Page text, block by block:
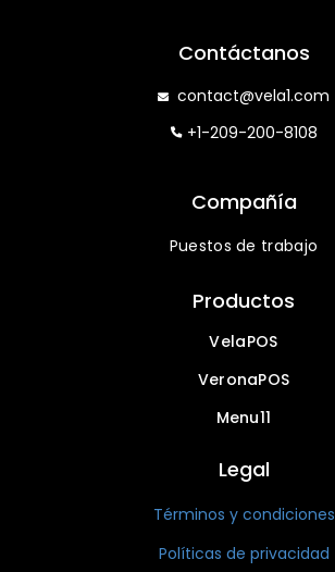
Contáctanos
contact@vela1.com
+1-209-200-8108
Compañía
Puestos de trabajo
Productos
VelaPOS
VeronaPOS
Menu11
Legal
Términos y condiciones
Políticas de privacidad